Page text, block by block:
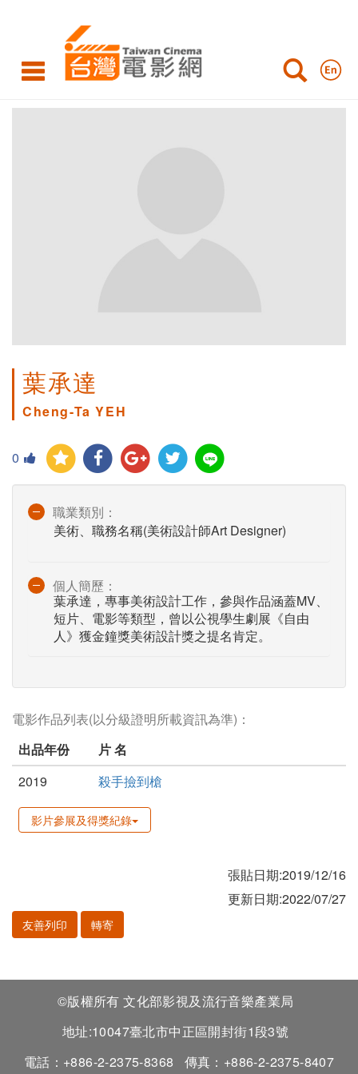
葉承達
Cheng-Ta YEH
0
職業類別：
美術、職務名稱(美術設計師Art Designer)
個人簡歷：
葉承達，專事美術設計工作，參與作品涵蓋MV、
短片、電影等類型，曾以公視學生劇展《自由
人》獲金鐘獎美術設計獎之提名肯定。
電影作品列表(以分級證明所載資訊為準)：
出品年份
片 名
2019
殺手撿到槍
影片參展及得獎紀錄
張貼日期:2019/12/16
更新日期:2022/07/27
友善列印 轉寄
©版權所有 文化部影視及流行音樂產業局
地址:10047臺北市中正區開封街1段3號
電話：+886-2-2375-8368
傳真：+886-2-2375-8407